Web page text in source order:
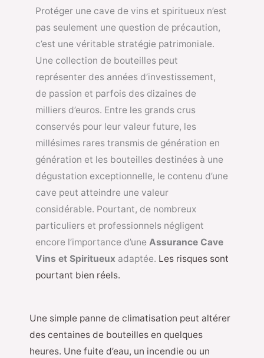
Protéger une cave de vins et spiritueux n’est
pas seulement une question de précaution,
c’est une véritable stratégie patrimoniale.
Une collection de bouteilles peut
représenter des années d’investissement,
de passion et parfois des dizaines de
milliers d’euros. Entre les grands crus
conservés pour leur valeur future, les
millésimes rares transmis de génération en
génération et les bouteilles destinées à une
dégustation exceptionnelle, le contenu d’une
cave peut atteindre une valeur
considérable. Pourtant, de nombreux
particuliers et professionnels négligent
encore l’importance d’une Assurance Cave
Vins et Spiritueux adaptée. Les risques sont
pourtant bien réels.
Une simple panne de climatisation peut altérer
des centaines de bouteilles en quelques
heures. Une fuite d’eau, un incendie ou un